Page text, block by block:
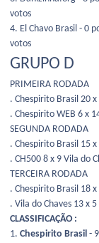
votos
4. El Chavo Brasil - 0
votos
GRUPO D
PRIMEIRA RODADA
. Chespirito Brasil 20 x
. Chespirito WEB 6 x
SEGUNDA RODADA
. Chespirito Brasil 15
. CH500 8 x 9 Vila do
TERCEIRA RODADA
. Chespirito Brasil 18 x
. Vila do Chaves 13 x
CLASSIFICAÇÃO :
1. Chespirito Brasil -